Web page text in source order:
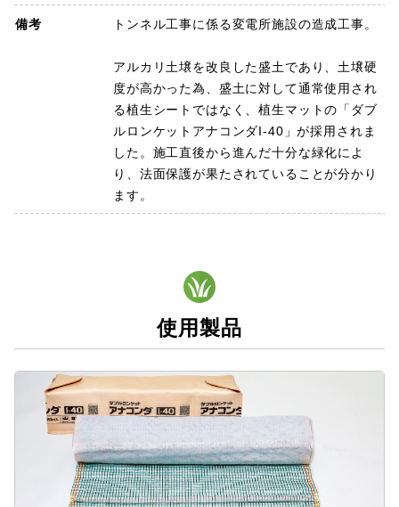
備考 トンネル工事に係る変電所施設の造成工事。
アルカリ土壌を改良した盛土であり、土壌硬
度が高かった為、盛土に対して通常使用され
る植生シートではなく、植生マットの「ダブ
ルロンケットアナコンダI-40」が採用されま
した。施工直後から進んだ十分な緑化によ
り、法面保護が果たされていることが分かり
ます。
使用製品